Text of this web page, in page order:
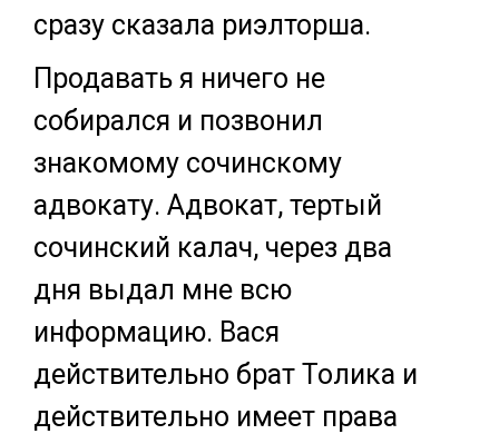
сразу сказала риэлторша.
Продавать я ничего не
собирался и позвонил
знакомому сочинскому
адвокату. Адвокат, тертый
сочинский калач, через два
дня выдал мне всю
информацию. Вася
действительно брат Толика и
действительно имеет права